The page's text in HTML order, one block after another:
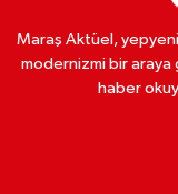
Maraş Aktüel,
modernizmi bir araya
haber